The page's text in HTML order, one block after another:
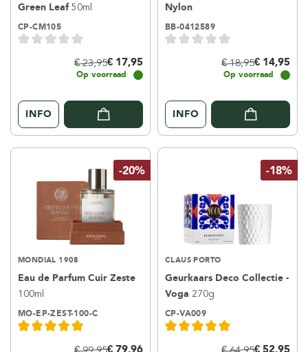
Green Leaf50ml
CP-CM105
€ 23,95€ 17,95
Op voorraad
INFO
Nylon
BB-0412589
€ 18,95€ 14,95
Op voorraad
INFO
-20%
MONDIAL 1908
Eau de Parfum Cuir Zeste
100ml
MO-EP-ZEST-100-C
€ 79,96
-18%
CLAUS PORTO
Geurkaars Deco Collectie -
Voga 270g
CP-VA009
€ 52,95